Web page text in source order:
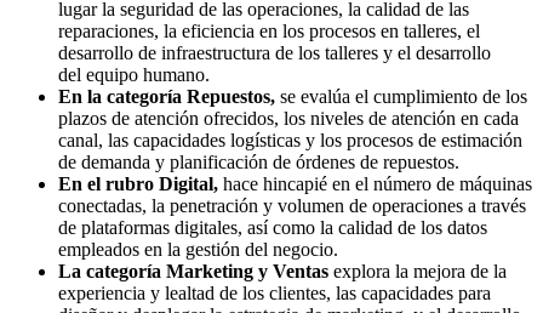
lugar la seguridad de las operaciones, la calidad de las
reparaciones, la eficiencia en los procesos en talleres, el
desarrollo de infraestructura de los talleres y el desarrollo
del equipo humano.
En la categoría Repuestos, se evalúa el cumplimiento de los
plazos de atención ofrecidos, los niveles de atención en cada
canal, las capacidades logísticas y los procesos de estimación
de demanda y planificación de órdenes de repuestos.
En el rubro Digital, hace hincapié en el número de máquinas
conectadas, la penetración y volumen de operaciones a través
de plataformas digitales, así como la calidad de los datos
empleados en la gestión del negocio.
La categoría Marketing y Ventas explora la mejora de la
experiencia y lealtad de los clientes, las capacidades para